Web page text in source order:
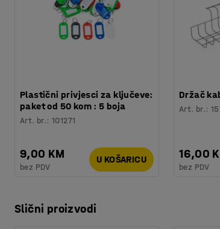
Plastični privjesci za ključeve:
paket od 50 kom : 5 boja
Art. br.:101271
9,00 KM
bez PDV
U KOŠARICU
Držač
Art. br.:
16,00
bez PDV
Slični proizvodi